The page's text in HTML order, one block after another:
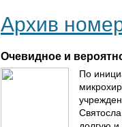
Архив
Очевидное и
По